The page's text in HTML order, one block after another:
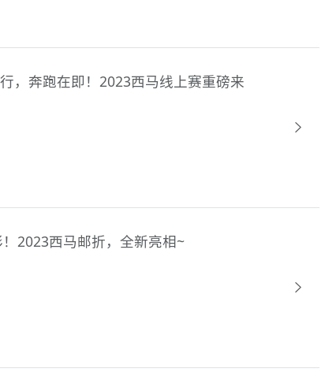
，奔跑在即！2023西马线上赛重磅来
2023西马邮折，全新亮相~